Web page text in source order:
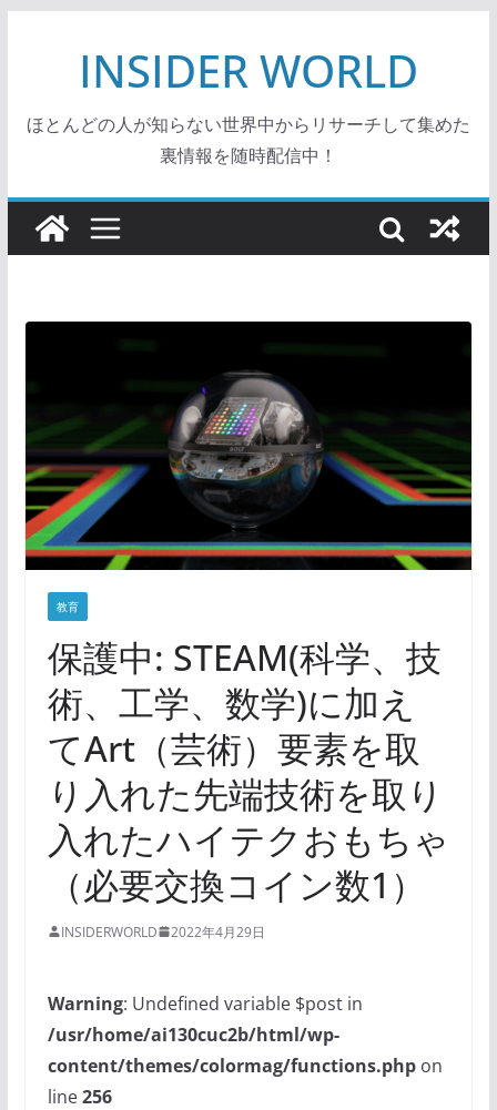
INSIDER WORLD
ほとんどの人が知らない世界中からリサーチして集めた
裏情報を随時配信中！
教育
保護中: STEAM(科学、技
術、工学、数学)に加え
てArt（芸術）要素を取
り入れた先端技術を取り
入れたハイテクおもちゃ
（必要交換コイン数1）
INSIDERWORLD 2022年4月29日
Warning: Undefined variable $post in
/usr/home/ai130cuc2b/html/wp-
content/themes/colormag/functions.phpon
line256